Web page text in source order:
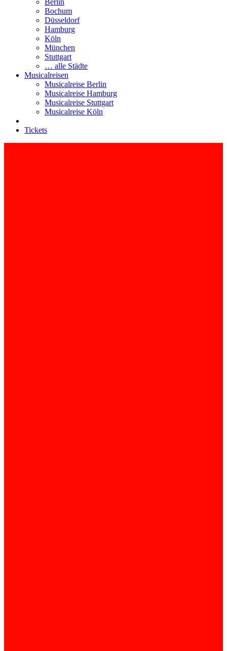
Berlin
Bochum
Düsseldorf
Hamburg
Köln
München
Stuttgart
… alle Städte
Musicalreisen
Musicalreise Berlin
Musicalreise Hamburg
Musicalreise Stuttgart
Musicalreise Köln
Tickets